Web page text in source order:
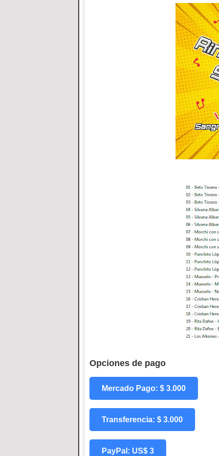
Opciones de pago
Mercado Pago: $ 3.000
Transferencia: $ 3.000
PayPal: US$ 3